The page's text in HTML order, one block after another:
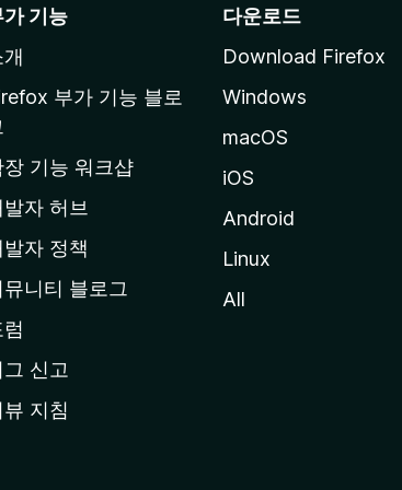
가 기능
부가 기능 블로
장 기능 워크샵
자 허브
자 정책
뮤니티 블로그
럼
그 신고
뷰 지침
다운로드
Download Firefox
Windows
macOS
iOS
Android
Linux
All